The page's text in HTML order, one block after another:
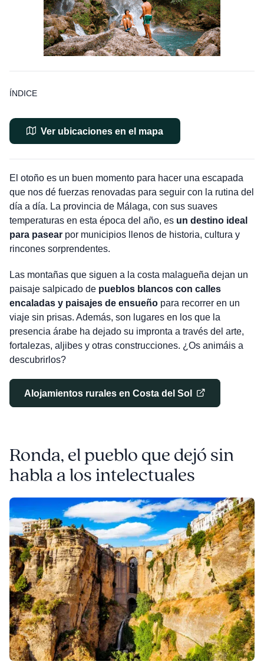
ÍNDICE
Ver ubicaciones en el mapa
El otoño es un buen momento para hacer una escapada
que nos dé fuerzas renovadas para seguir con la rutina del
día a día. La provincia de Málaga, con sus suaves
temperaturas en esta época del año, es un destino ideal
para pasearpor municipios llenos de historia, cultura y
rincones sorprendentes.
Las montañas que siguen a la costa malagueña dejan un
paisaje salpicado de pueblos blancos con calles
encaladas y paisajes de ensueñopara recorrer en un
viaje sin prisas. Además, son lugares en los que la
presencia árabe ha dejado su impronta a través del arte,
fortalezas, aljibes y otras construcciones. ¿Os animáis a
descubrirlos?
Alojamientos rurales en Costa del Sol
Ronda, el pueblo que dejó sin
habla a los intelectuales